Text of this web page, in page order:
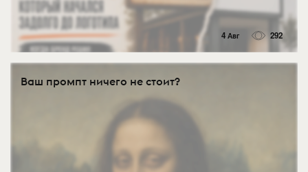
4 Авг 292
Ваш промпт ничего не стоит?